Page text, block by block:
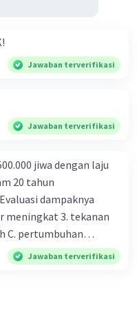
Jawaban terverifikasi
Jawaban terverifikasi
jiwa dengan laju
20 tahun
dampaknya
meningkat 3. tekanan
C. pertumbuhan
D. tidak
penduduk penting
Jawaban terverifikasi